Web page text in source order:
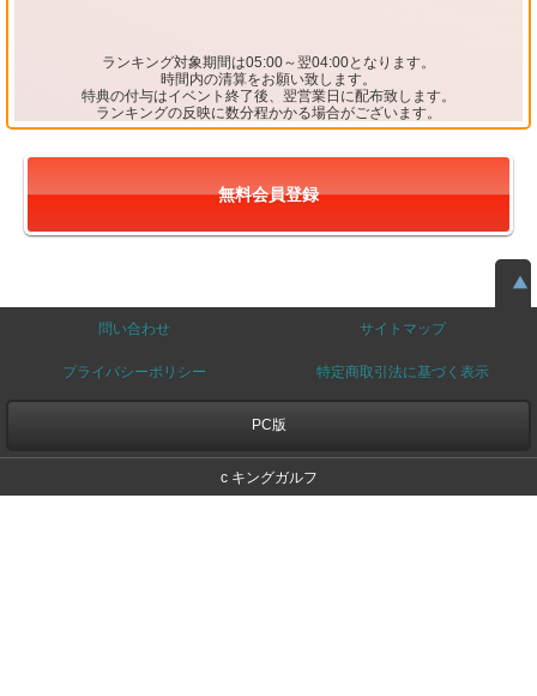
ランキング対象期間は05:00～翌04:00となります。
時間内の清算をお願い致します。
特典の付与はイベント終了後、翌営業日に配布致します。
ランキングの反映に数分程かかる場合がございます。
無料会員登録
問い合わせ サイトマップ
プライバシーポリシー 特定商取引法に基づく表示
PC版
c キングガルフ